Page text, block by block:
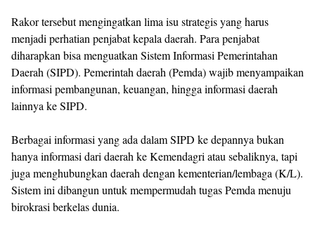
Rakor tersebut mengingatkan lima isu strategis yang harus
menjadi perhatian penjabat kepala daerah. Para penjabat
diharapkan bisa menguatkan Sistem Informasi Pemerintahan
Daerah (SIPD). Pemerintah daerah (Pemda) wajib menyampaikan
informasi pembangunan, keuangan, hingga informasi daerah
lainnya ke SIPD.
Berbagai informasi yang ada dalam SIPD ke depannya bukan
hanya informasi dari daerah ke Kemendagri atau sebaliknya, tapi
juga menghubungkan daerah dengan kementerian/lembaga (K/L).
Sistem ini dibangun untuk mempermudah tugas Pemda menuju
birokrasi berkelas dunia.